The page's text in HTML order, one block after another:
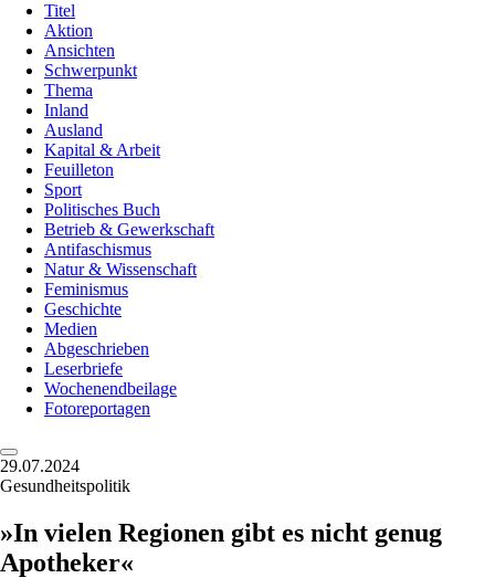
Titel
Aktion
Ansichten
Schwerpunkt
Thema
Inland
Ausland
Kapital & Arbeit
Feuilleton
Sport
Politisches Buch
Betrieb & Gewerkschaft
Antifaschismus
Natur & Wissenschaft
Feminismus
Geschichte
Medien
Abgeschrieben
Leserbriefe
Wochenendbeilage
Fotoreportagen
29.07.2024
Gesundheitspolitik
»In vielen Regionen gibt es nicht genug
Apotheker«